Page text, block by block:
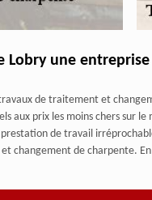
Lobry une
de traitement et
aux prix les moins chers sur
de travail
changement de charpente.